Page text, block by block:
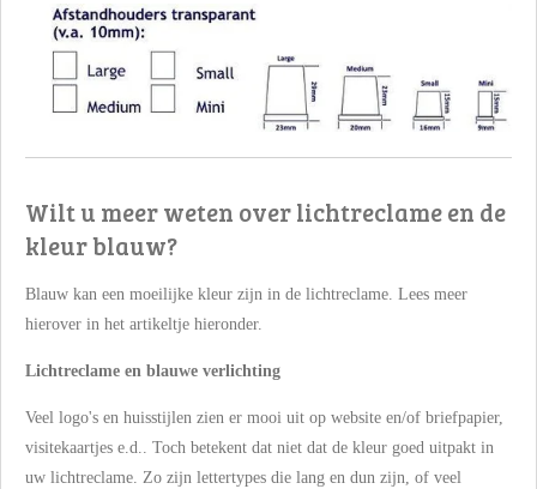
Wilt u meer weten over lichtreclame en de
kleur blauw?
Blauw kan een moeilijke kleur zijn in de lichtreclame. Lees meer
hierover in het artikeltje hieronder.
Lichtreclame en blauwe verlichting
Veel logo's en huisstijlen zien er mooi uit op website en/of briefpapier,
visitekaartjes e.d.. Toch betekent dat niet dat de kleur goed uitpakt in
uw lichtreclame. Zo zijn lettertypes die lang en dun zijn, of veel